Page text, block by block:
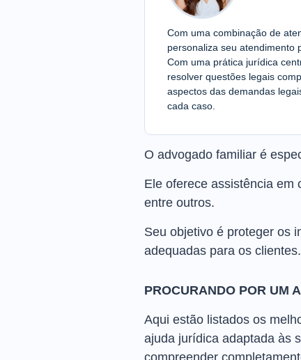
Com uma combinação de
personaliza seu atendimento
Com uma prática jurídica
resolver questões legais
aspectos das demandas
cada caso.
O advogado familiar é
Ele oferece assistência em
entre outros.
Seu objetivo é proteger os
adequadas para os clientes.
PROCURANDO POR UM
Aqui estão listados os
ajuda jurídica adaptada às
compreender